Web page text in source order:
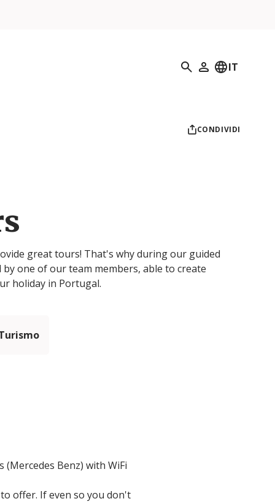
Ricerca
Il mio profilo
IT
CONDIVIDI
great tours! That's why during our guided
one of our team members, able to create
holiday in Portugal.
Benz) with WiFi
offer. If even so you don't